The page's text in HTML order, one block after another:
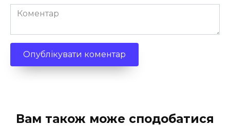
Коментар
Вам також може сподобатися